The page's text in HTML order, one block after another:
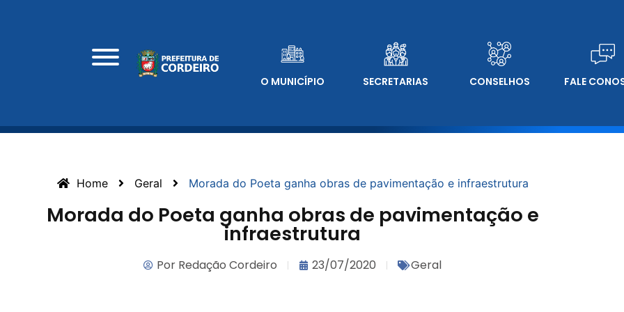
O MUNICÍPIO SECRETARIAS CONSELHOS FALE
Home Geral Morada do Poeta ganha obras de pavimentação e infraestrutura
Morada do Poeta ganha obras de pavimentação e
infraestrutura
Por Redação Cordeiro 23/07/2020 Geral